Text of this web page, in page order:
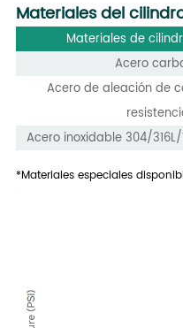
Materiales del
Materiales de
Acero
Acero de aleación de
Acero inoxidable 304/
*Materiales especiales